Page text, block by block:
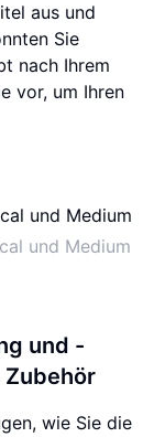
aus und
Sie
nach Ihrem
vor, um Ihren
und Medium
und -
wie Sie die